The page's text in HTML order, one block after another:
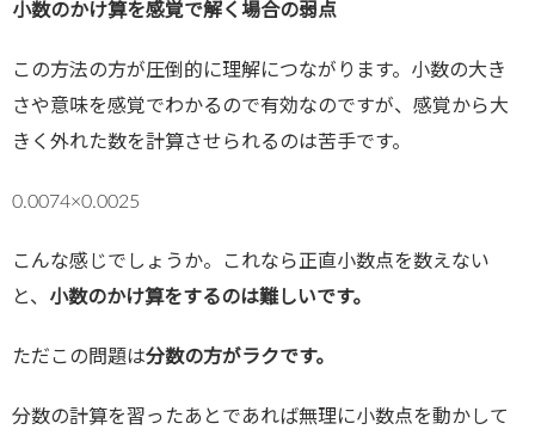
小数のかけ算を感覚で解く場合の弱点
この方法の方が圧倒的に理解につながります。小数の大き
さや意味を感覚でわかるので有効なのですが、感覚から大
きく外れた数を計算させられるのは苦手です。
0.0074×0.0025
こんな感じでしょうか。これなら正直小数点を数えない
と、 小数のかけ算をするのは難しいです。
ただこの問題は分数の方がラクです。
分数の計算を習ったあとであれば無理に小数点を動かして